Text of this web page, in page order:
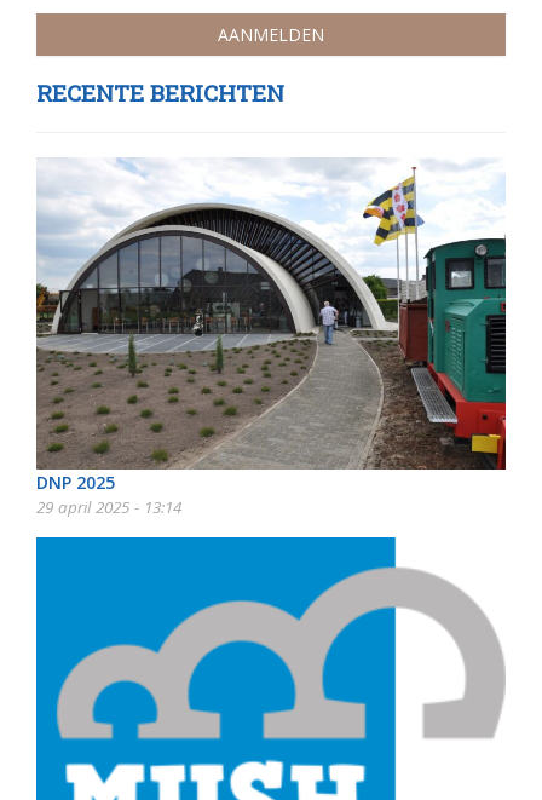
RECENTE BERICHTEN
DNP 2025
29 april 2025 - 13:14